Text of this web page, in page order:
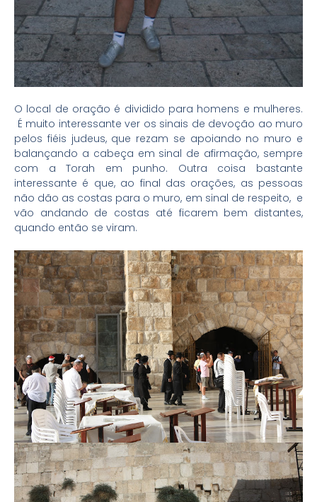
O local de oração é dividido para homens e mulheres.
É muito interessante ver os sinais de devoção ao muro
pelos fiéis judeus, que rezam se apoiando no muro e
balançando a cabeça em sinal de afirmação, sempre
com a Torah em punho. Outra coisa bastante
interessante é que, ao final das orações, as pessoas
não dão as costas para o muro, em sinal de respeito, e
vão andando de costas até ficarem bem distantes,
quando então se viram.